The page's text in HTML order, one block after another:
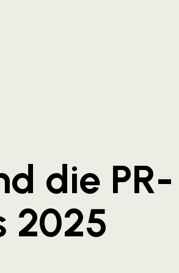
die PR-
2025